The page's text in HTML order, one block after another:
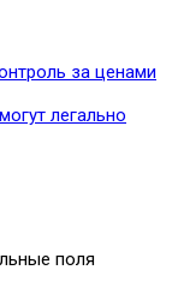
за ценами
легально
поля